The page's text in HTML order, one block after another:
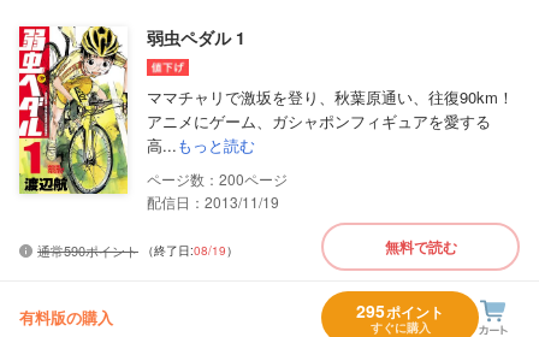
弱虫ペダル 1
ママチャリで激坂を登り、秋葉原通い、往復90km！
アニメにゲーム、ガシャポンフィギュアを愛する
高...もっと読む
200
配信日：2013/11/19
通常590ポイント （終了日:08/19） 無料で読む
有料版の購入 295ポイント
すぐに購入